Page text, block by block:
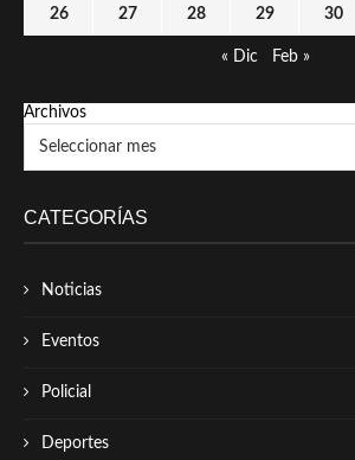
26 27 28 29 30
« Dic Feb »
Archivos
CATEGORÍAS
Noticias
Eventos
Policial
Deportes